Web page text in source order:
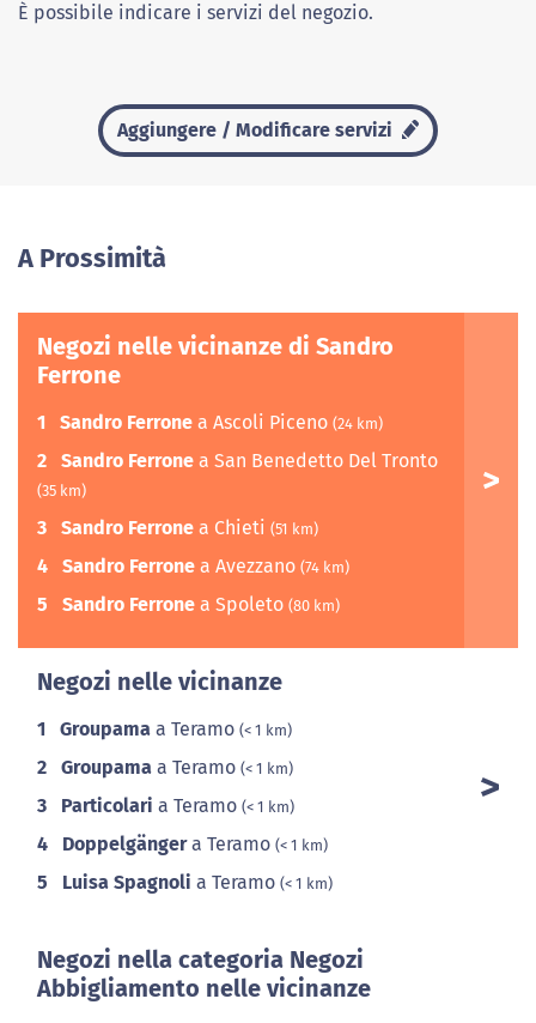
È possibile indicare i servizi del negozio.
Aggiungere / Modificare servizi
A Prossimità
Negozi nelle vicinanze di Sandro
Ferrone
1 Sandro Ferrone a Ascoli Piceno (24 km)
2 Sandro Ferrone a San Benedetto Del Tronto
(35 km)
3 Sandro Ferrone a Chieti (51 km)
4 Sandro Ferrone a Avezzano (74 km)
5 Sandro Ferrone a Spoleto (80 km)
Negozi nelle vicinanze
1 Groupama a Teramo (< 1 km)
2 Groupama a Teramo (< 1 km)
3 Particolari a Teramo (< 1 km)
4 Doppelgängera Teramo (< 1 km)
5 Luisa Spagnoli a Teramo (< 1 km)
Negozi nella categoria Negozi
Abbigliamento nelle vicinanze